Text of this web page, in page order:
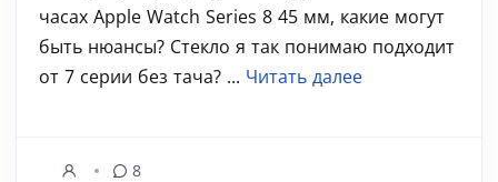
часах Apple Watch Series 8 45 мм, какие могут
быть нюансы? Стекло я так понимаю подходит
от 7 серии без тача? ... Читать далее
8